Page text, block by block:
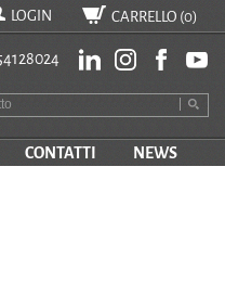
LOGIN CARRELLO (0)
CONTATTI NEWS